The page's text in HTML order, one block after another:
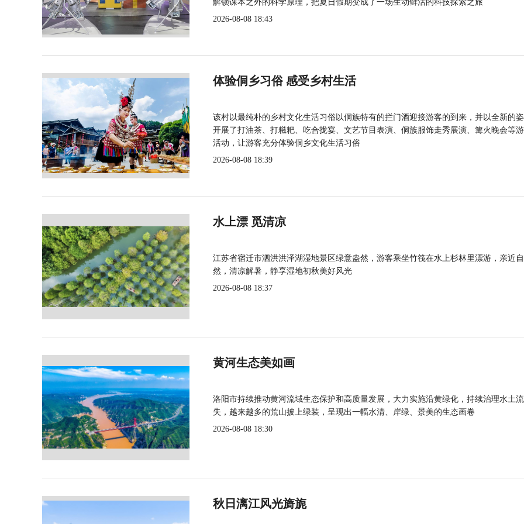
解锁课本之外的科学原理，把夏日假期变成了一场生动鲜活的科技探索之旅
2026-08-08 18:43
体验侗乡习俗 感受乡村生活
该村以最纯朴的乡村文化生活习俗以侗族特有的拦门酒迎接游客的到来，并以全新的
开展了打油茶、打糍粑、吃合拢宴、文艺节目表演、侗族服饰走秀展演、篝火晚会等
活动，让游客充分体验侗乡文化生活习俗
2026-08-08 18:39
水上漂 觅清凉
江苏省宿迁市泗洪洪泽湖湿地景区绿意盎然，游客乘坐竹筏在水上杉林里漂游，亲近自
然，清凉解暑，静享湿地初秋美好风光
2026-08-08 18:37
黄河生态美如画
洛阳市持续推动黄河流域生态保护和高质量发展，大力实施沿黄绿化，持续治理水土流
失，越来越多的荒山披上绿装，呈现出一幅水清、岸绿、景美的生态画卷
2026-08-08 18:30
秋日漓江风光旖旎